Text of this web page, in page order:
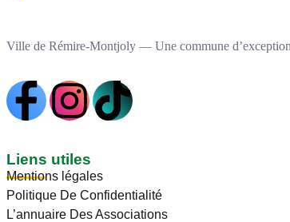
Ville de Rémire-Montjoly — Une commune
Liens utiles
Mentions légales
Politique De Confidentialité
L’annuaire Des Associations